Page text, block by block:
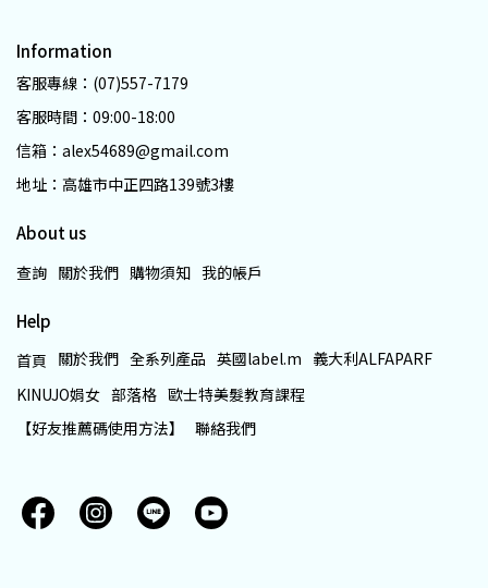
Information
客服專線：(07)557-7179
客服時間：09:00-18:00
信箱：alex54689@gmail.com
地址：高雄市中正四路139號3樓
About us
查詢 關於我們 購物須知 我的帳戶
Help
首頁 關於我們 全系列產品 英國label.m 義大利ALFAPARF
KINUJO娟女 部落格 歐士特美髮教育課程
【好友推薦碼使用方法】
聯絡我們